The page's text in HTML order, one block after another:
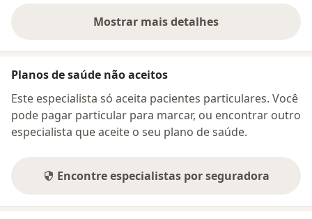
Mostrar mais detalhes
sobre o endereço
Planos de saúde não aceitos
Este especialista só aceita pacientes particulares. Você
pode pagar particular para marcar, ou encontrar outro
especialista que aceite o seu plano de saúde.
Encontre especialistas por seguradora